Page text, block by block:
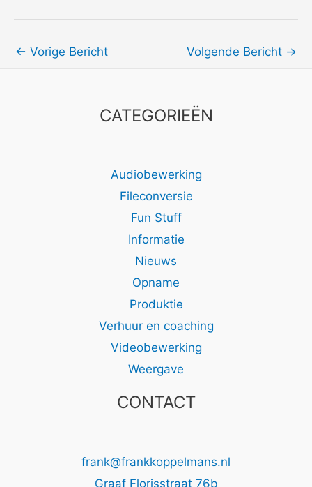
← Vorige Bericht Volgende Bericht →
CATEGORIEËN
Audiobewerking
Fileconversie
Fun Stuff
Informatie
Nieuws
Opname
Produktie
Verhuur en coaching
Videobewerking
Weergave
CONTACT
frank@frankkoppelmans.nl
Graaf Florisstraat 76b